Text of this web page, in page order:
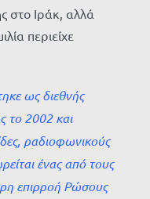
στο Ιράκ, αλλά
περιείχε
ως διεθνής
το 2002 και
ραδιοφωνικούς
ένας από τους
επιρροή Ρώσους